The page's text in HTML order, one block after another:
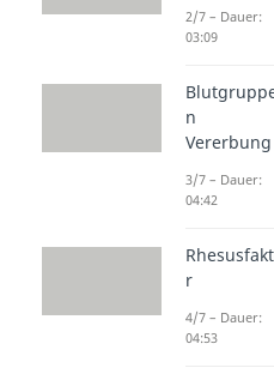
Organe
bei kälteren
langsamer.
Schau dir
Tieren an,
welchen
2/7 – Dauer:
03:09
n
Vererbung
3/7 – Dauer:
04:42
r
4/7 – Dauer:
04:53